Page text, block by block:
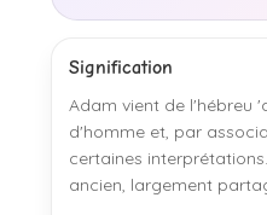
Signification
Adam vient de l'hébreu
d'homme et, par
certaines
ancien, largement